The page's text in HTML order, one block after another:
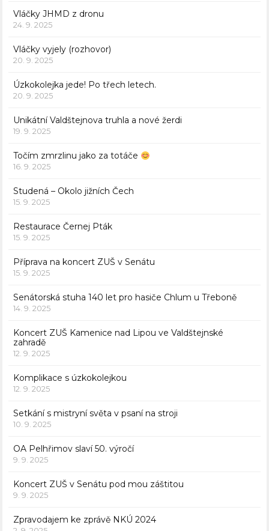
Vláčky JHMD z dronu
24. 9. 2025
Vláčky vyjely (rozhovor)
20. 9. 2025
Úzkokolejka jede! Po třech letech.
20. 9. 2025
Unikátní Valdštejnova truhla a nové žerdi
19. 9. 2025
Točím zmrzlinu jako za totáče
16. 9. 2025
Studená – Okolo jižních Čech
15. 9. 2025
Restaurace Černej Pták
15. 9. 2025
Příprava na koncert ZUŠ v Senátu
15. 9. 2025
Senátorská stuha 140 let pro hasiče Chlum u Třeboně
14. 9. 2025
Koncert ZUŠ Kamenice nad Lipou ve Valdštejnské
zahradě
12. 9. 2025
Komplikace s úzkokolejkou
12. 9. 2025
Setkání s mistryní světa v psaní na stroji
10. 9. 2025
OA Pelhřimov slaví 50. výročí
9. 9. 2025
Koncert ZUŠ v Senátu pod mou záštitou
9. 9. 2025
Zpravodajem ke zprávě NKÚ 2024